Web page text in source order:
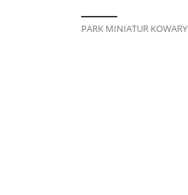
PARK MINIATUR KOWARY